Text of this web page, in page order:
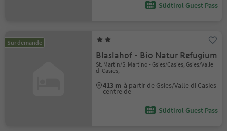
Südtirol Guest Pass
Sur demande
Blaslahof - Bio Natur Refugium
St. Martin/S. Martino - Gsies/Casies, Gsies/Valle
di Casies,
413 m à partir de Gsies/Valle di Casies
centre de
Südtirol Guest Pass